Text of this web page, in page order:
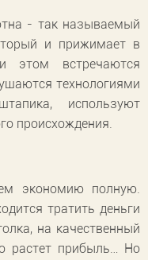
- так называемый
и прижимает в
этом встречаются
технологиями
используют
происхождения.
экономию полную.
тратить деньги
на качественный
растет прибыль… Но